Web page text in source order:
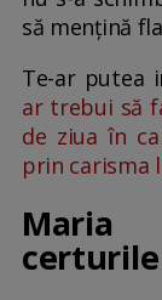
să mențină
Te-ar putea
ar trebui să
de ziua în
prin carisma
Maria